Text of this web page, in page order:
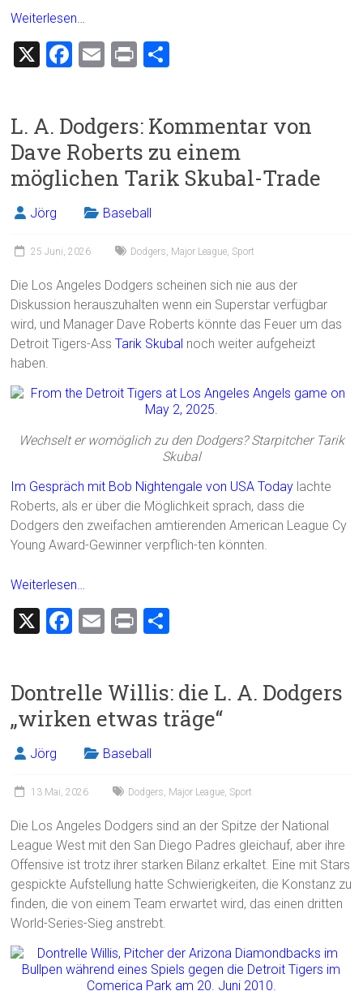
Weiterlesen…
X
F
b
o
ok
E
l
Pr
n
L. A. Dodgers: Kommentar von
Dave Roberts zu einem
möglichen Tarik Skubal-Trade
Jörg Baseball
25 Juni, 2026 Dodgers, Major League, Sport
Die Los Angeles Dodgers scheinen sich nie aus der
Diskussion herauszuhalten wenn ein Superstar verfügbar
wird, und Manager Dave Roberts könnte das Feuer um das
Detroit Tigers-AssTarik Skubal noch weiter aufgeheizt
haben.
Wechselt er womöglich zu den Dodgers? Starpitcher Tarik
Skubal
Im Gespräch mit Bob Nightengale von USA Today lachte
Roberts, als er über die Möglichkeit sprach, dass die
Dodgers den zweifachen amtierenden American League Cy
Young Award-Gewinner verpflich-ten könnten.
Weiterlesen…
X
F
b
o
ok
E
l
Pr
n
Dontrelle Willis: die L. A. Dodgers
„wirken etwas träge“
Jörg Baseball
13 Mai, 2026 Dodgers, Major League, Sport
Die Los Angeles Dodgers sind an der Spitze der National
League West mit den San Diego Padres gleichauf, aber ihre
Offensive ist trotz ihrer starken Bilanz erkaltet. Eine mit Stars
gespickte Aufstellung hatte Schwierigkeiten, die Konstanz zu
finden, die von einem Team erwartet wird, das einen dritten
World-Series-Sieg anstrebt.